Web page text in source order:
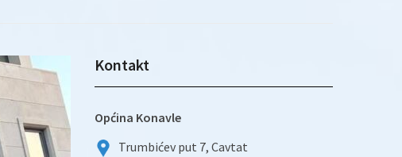
Kontakt
Općina Konavle
Trumbićev put 7, Cavtat